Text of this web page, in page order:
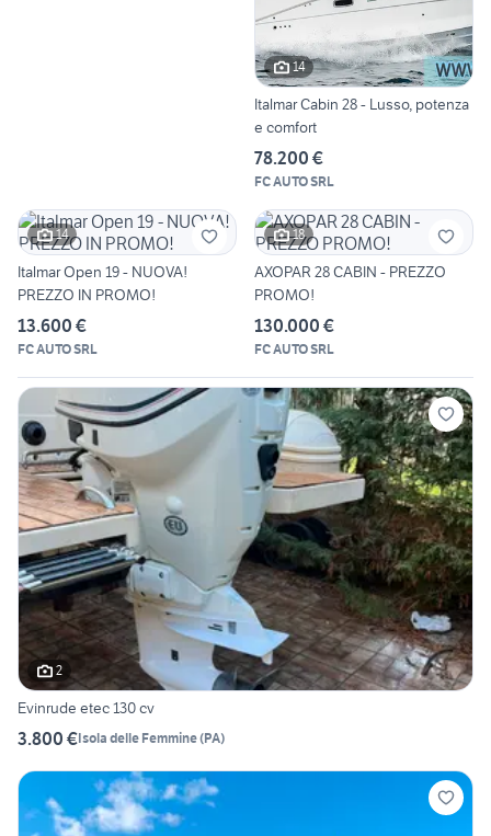
14
Italmar Cabin 28 - Lusso, potenza
e comfort
78.200 €
FC AUTO SRL
14
Italmar Open 19 - NUOVA!
PREZZO IN PROMO!
13.600 €
FC AUTO SRL
18
AXOPAR 28 CABIN - PREZZO
PROMO!
130.000 €
FC AUTO SRL
2
Evinrude etec 130 cv
3.800 €Isola delle Femmine(PA)